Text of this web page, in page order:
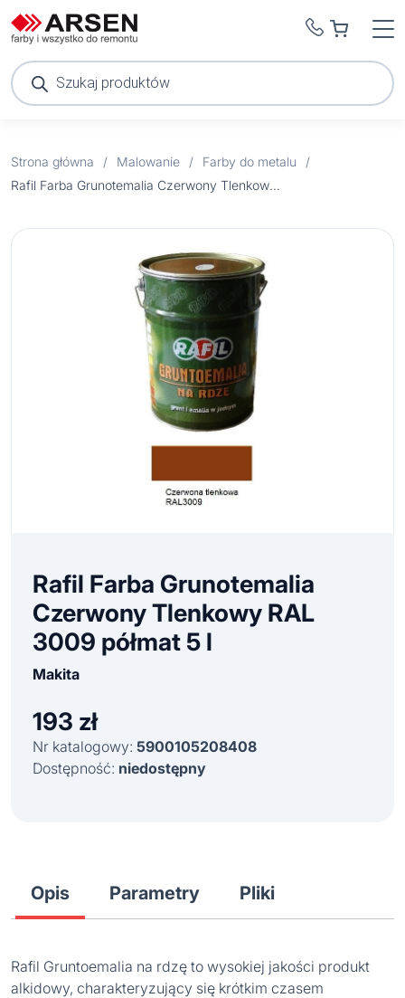
Wyszukiwarka
produktów
Strona główna / Malowanie / Farby do metalu
/
Rafil Farba Grunotemalia Czerwony Tlenkowy RAL 3009 półmat 5 l
Rafil Farba Grunotemalia
Czerwony Tlenkowy RAL
3009 półmat 5 l
Makita
193 zł
Nr katalogowy: 5900105208408
Dostępność: niedostępny
Opis Parametry Pliki
Rafil Gruntoemalia na rdzę to wysokiej jakości produkt
alkidowy, charakteryzujący się krótkim czasem